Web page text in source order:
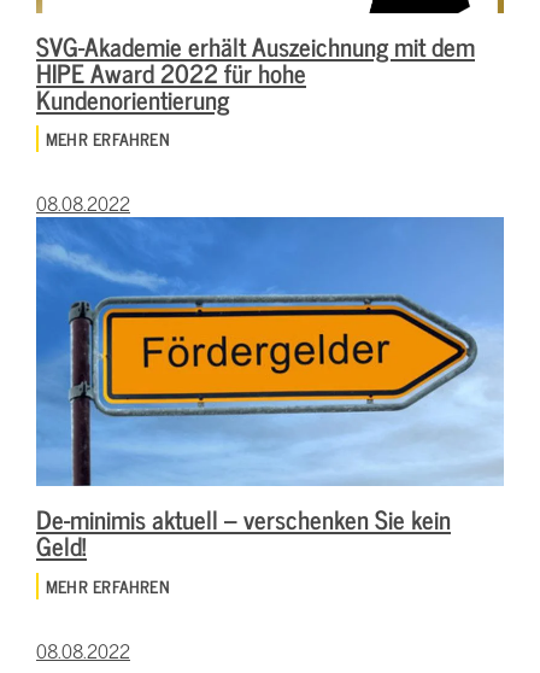
SVG-Akademie erhält Auszeichnung mit dem
HIPE Award 2022 für hohe
Kundenorientierung
MEHR ERFAHREN
08.08.2022
De-minimis aktuell – verschenken Sie kein
Geld!
MEHR ERFAHREN
08.08.2022